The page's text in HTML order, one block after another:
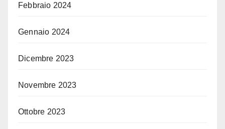
Febbraio 2024
Gennaio 2024
Dicembre 2023
Novembre 2023
Ottobre 2023